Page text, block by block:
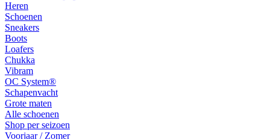
Heren
Schoenen
Sneakers
Boots
Loafers
Chukka
Vibram
OC System®
Schapenvacht
Grote maten
Alle schoenen
Shop per seizoen
Voorjaar / Zomer